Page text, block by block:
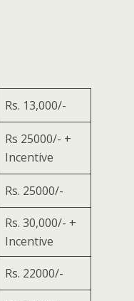
Rs. 13,000/-
Rs 25000/- +
Incentive
Rs. 25000/-
Rs. 30,000/- +
Incentive
Rs. 22000/-